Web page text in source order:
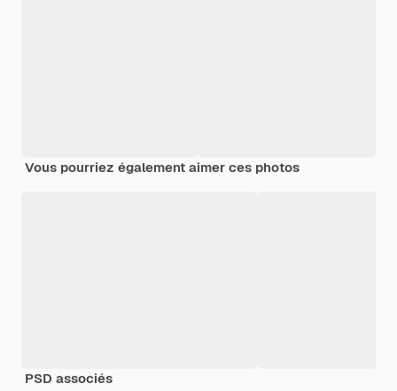
Vous pourriez également aimer ces photos
PSD associés